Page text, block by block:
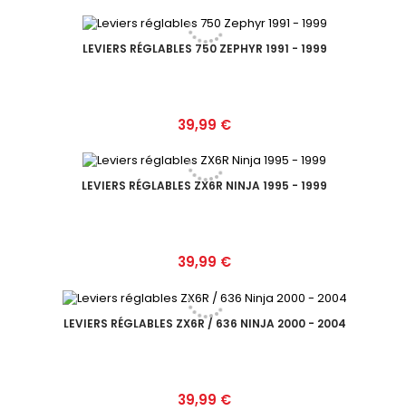
LEVIERS RÉGLABLES 750 ZEPHYR 1991 - 1999
Prix
39,99 €
LEVIERS RÉGLABLES ZX6R NINJA 1995 - 1999
Prix
39,99 €
LEVIERS RÉGLABLES ZX6R / 636 NINJA 2000 - 2004
Prix
39,99 €